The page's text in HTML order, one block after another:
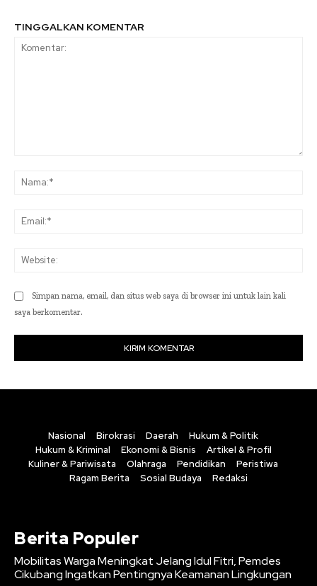
TINGGALKAN KOMENTAR
Simpan nama, email, dan situs web saya di browser ini untuk lain kali
saya berkomentar.
Nasional Birokrasi Daerah
Hukum & Politik
Hukum & Kriminal
Ekonomi & Bisnis
Artikel & Profil
Kuliner & Pariwisata
Olahraga Pendidikan
Peristiwa
Ragam Berita
Sosial Budaya Redaksi
Berita Populer
Mobilitas Warga Meningkat Jelang Idul Fitri, Pemdes
Cikubang Ingatkan Pentingnya Keamanan Lingkungan